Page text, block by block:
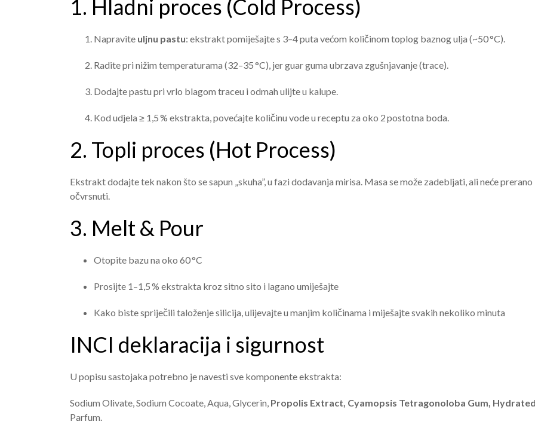
1. Hladni proces (Cold Process)
Napravite uljnu pastu: ekstrakt pomiješajte s 3–4 puta većom količinom toplog baznog ulja (~50 °C).
Radite pri nižim temperaturama (32–35 °C), jer guar guma ubrzava zgušnjavanje (trace).
Dodajte pastu pri vrlo blagom traceu i odmah ulijte u kalupe.
Kod udjela ≥ 1,5 % ekstrakta, povećajte količinu vode u receptu za oko 2 postotna boda.
2. Topli proces (Hot Process)
Ekstrakt dodajte tek nakon što se sapun „skuha”, u fazi dodavanja mirisa. Masa se može zadebljati, ali neće prerano
očvrsnuti.
3. Melt & Pour
Otopite bazu na oko 60 °C
Prosijte 1–1,5 % ekstrakta kroz sitno sito i lagano umiješajte
Kako biste spriječili taloženje silicija, ulijevajte u manjim količinama i miješajte svakih nekoliko minuta
INCI deklaracija i sigurnost
U popisu sastojaka potrebno je navesti sve komponente ekstrakta:
Sodium Olivate, Sodium Cocoate, Aqua, Glycerin, Propolis Extract, Cyamopsis Tetragonoloba Gum,
Parfum.